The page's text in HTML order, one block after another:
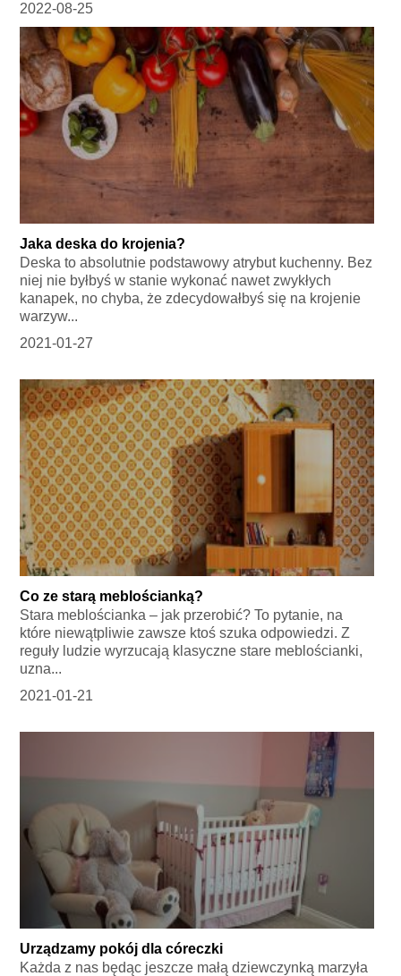
2022-08-25
Jaka deska do krojenia?
Deska to absolutnie podstawowy atrybut kuchenny. Bez
niej nie byłbyś w stanie wykonać nawet zwykłych
kanapek, no chyba, że zdecydowałbyś się na krojenie
warzyw...
2021-01-27
Co ze starą meblościanką?
Stara meblościanka – jak przerobić? To pytanie, na
które niewątpliwie zawsze ktoś szuka odpowiedzi. Z
reguły ludzie wyrzucają klasyczne stare meblościanki,
uzna...
2021-01-21
Urządzamy pokój dla córeczki
Każda z nas będąc jeszcze małą dziewczynką marzyła